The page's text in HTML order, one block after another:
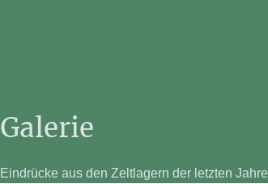
Galerie
Eindrücke aus den Zeltlagern der letzten Jahre